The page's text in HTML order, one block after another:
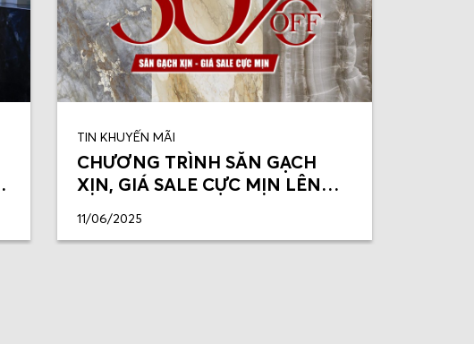
TIN KHUYẾN MÃI
CHƯƠNG TRÌNH SĂN GẠCH
XỊN, GIÁ SALE CỰC MỊN LÊN
11/06/2025